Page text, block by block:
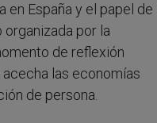
en España y el papel de
por la
de reflexión
las economías
de persona.